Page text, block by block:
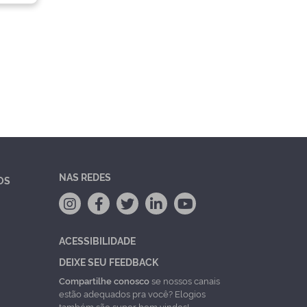
NAS REDES
ACESSIBILIDADE
DEIXE SEU FEEDBACK
Compartilhe conoscose nossos canais
estão adequados pra você? Elogios